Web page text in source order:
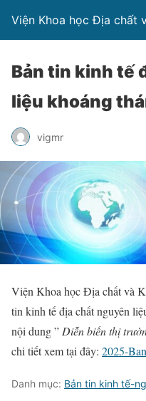
Viện Khoa học Địa chất
Bản tin kinh tế
liệu khoáng
vigmr
Viện Khoa học Địa chất và
tin kinh tế địa chất nguyên
nội dung ” Diễn biến thị
chi tiết xem tại đây: 2025-
Danh mục: Bản tin kinh tế-